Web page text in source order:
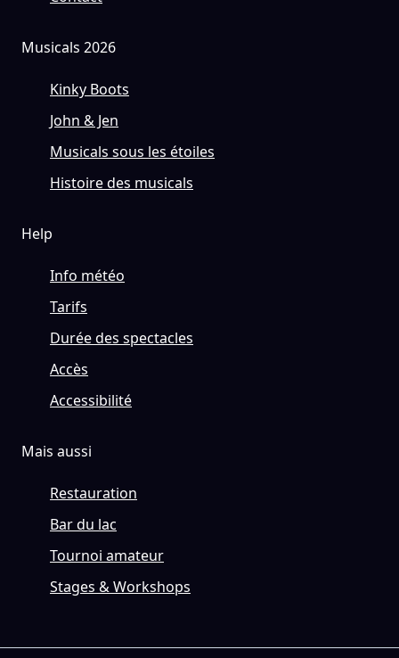
Musicals 2026
Kinky Boots
John & Jen
Musicals sous les étoiles
Histoire des musicals
Help
Info météo
Tarifs
Durée des spectacles
Accès
Accessibilité
Mais aussi
Restauration
Bar du lac
Tournoi amateur
Stages & Workshops